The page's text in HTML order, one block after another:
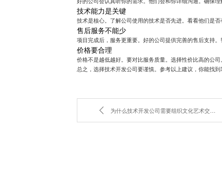
技术能力是关键
技术是核心。了解公司使用的技术是否先进。看看他们是
售后服务不能少
项目完成后，服务更重要。好的公司提供完善的售后支持
价格要合理
价格不是越低越好。要对比服务质量。选择性价比高的公
总之，选择技术开发公司要谨慎。参考以上建议，你能找
为什么技术开发公司需要组织文化艺术交流？智友云科技的独特视角